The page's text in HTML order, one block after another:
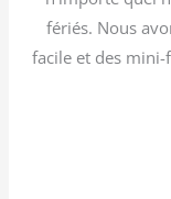
fériés. Nous
facile et des